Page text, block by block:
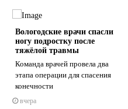
Вологодские врачи спасли
ногу подростку после
тяжёлой травмы
Команда врачей провела два
этапа операции для спасения
конечности
вчера